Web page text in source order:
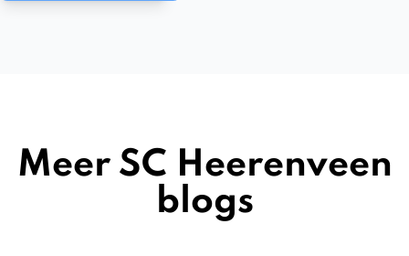
Meer SC Heerenveen
blogs